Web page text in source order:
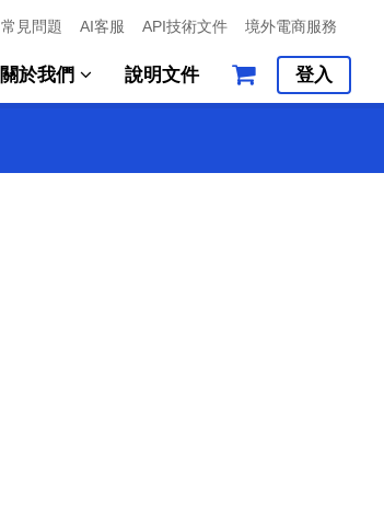
常見問題 AI客服 API技術文件 境外電商服務
關於我們 說明文件 登入